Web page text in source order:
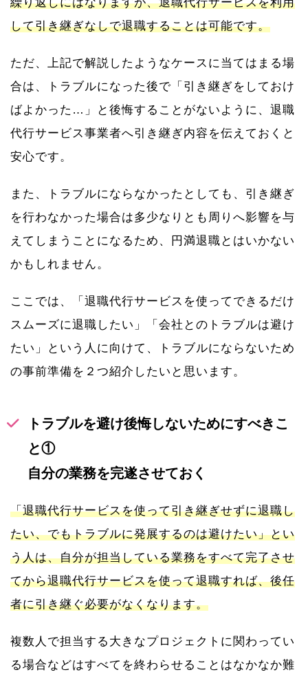
繰り返しにはなりますが、退職代行サービスを利用
して引き継ぎなしで退職することは可能です。
ただ、上記で解説したようなケースに当てはまる場
合は、トラブルになった後で「引き継ぎをしておけ
ばよかった…」と後悔することがないように、退職
代行サービス事業者へ引き継ぎ内容を伝えておくと
安心です。
また、トラブルにならなかったとしても、引き継ぎ
を行わなかった場合は多少なりとも周りへ影響を与
えてしまうことになるため、円満退職とはいかない
かもしれません。
ここでは、「退職代行サービスを使ってできるだけ
スムーズに退職したい」「会社とのトラブルは避け
たい」という人に向けて、トラブルにならないため
の事前準備を２つ紹介したいと思います。
トラブルを避け後悔しないためにすべきこ
と①
自分の業務を完遂させておく
「退職代行サービスを使って引き継ぎせずに退職し
たい、でもトラブルに発展するのは避けたい」とい
う人は、自分が担当している業務をすべて完了させ
てから退職代行サービスを使って退職すれば、後任
者に引き継ぐ必要がなくなります。
複数人で担当する大きなプロジェクトに関わってい
る場合などはすべてを終わらせることはなかなか難